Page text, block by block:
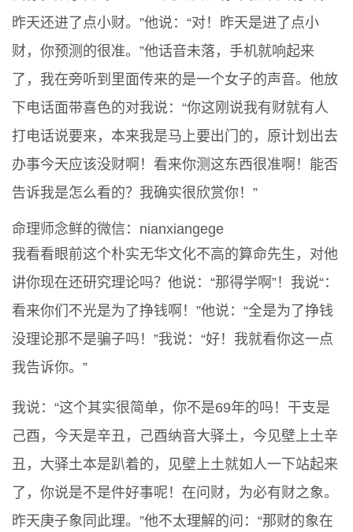
昨天还进了点小财。”他说：“对！昨天是进了点小
财，你预测的很准。”他话音未落，手机就响起来
了，我在旁听到里面传来的是一个女子的声音。他放
下电话面带喜色的对我说：“你这刚说我有财就有人
打电话说要来，本来我是马上要出门的，原计划出去
办事今天应该没财啊！看来你测这东西很准啊！能否
告诉我是怎么看的？我确实很欣赏你！”
命理师念鲜的微信：nianxiangege
我看看眼前这个朴实无华文化不高的算命先生，对他
讲你现在还研究理论吗？他说：“那得学啊”！我说“：
看来你们不光是为了挣钱啊！”他说：“全是为了挣钱
没理论那不是骗子吗！”我说：“好！我就看你这一点
我告诉你。”
我说：“这个其实很简单，你不是69年的吗！干支是
己酉，今天是辛丑，己酉纳音大驿土，今见壁上土辛
丑，大驿土本是趴着的，见壁上土就如人一下站起来
了，你说是不是件好事呢！在问财，为必有财之象。
昨天庚子象同此理。”他不太理解的问：“那财的象在